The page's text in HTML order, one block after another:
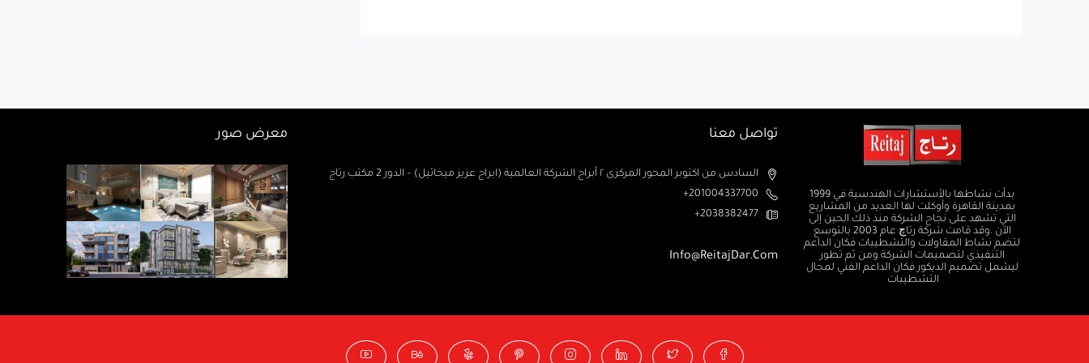
بدأت نشاطها بالأستشارات الهندسية في 1999
بمدينة القاهرة وأوكلت لها العديد من المشاريع
التي تشهد على نجاح الشركة منذ ذلك الحين إلى
الآن .وقد قامت شركة رتاچ عام 2003 بالتوسع
لتضم نشاط المقاولات والتشطيبات فكان الداعم
التنفيذي لتصميمات الشركة ومن ثم تطور
ليشمل تصميم الديكور فكان الداعم الفني لمجال
التشطيبات
تواصل معنا
السادس من اكتوبر المحور المركزى ٢ أبراج الشركة العالمية (ابراج عزيز ميخائيل) – الدور 2 مكتب رتاج
201004337700+
2038382477+
Info@ReitajDar.com
معرض صور